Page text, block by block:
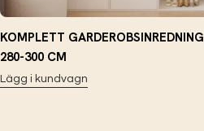
KOMPLETT GARDEROBSINREDNING
280-300 CM
Lägg i kundvagn